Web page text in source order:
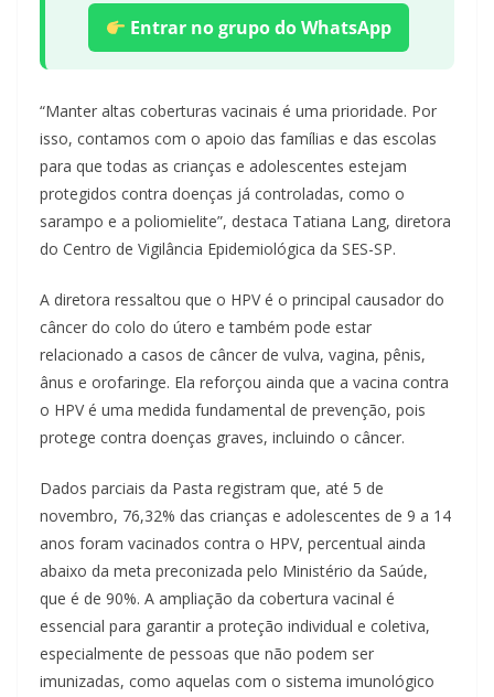
Entrar no grupo do WhatsApp
“Manter altas coberturas vacinais é uma prioridade. Por
isso, contamos com o apoio das famílias e das escolas
para que todas as crianças e adolescentes estejam
protegidos contra doenças já controladas, como o
sarampo e a poliomielite”, destaca Tatiana Lang, diretora
do Centro de Vigilância Epidemiológica da SES-SP.
A diretora ressaltou que o HPV é o principal causador do
câncer do colo do útero e também pode estar
relacionado a casos de câncer de vulva, vagina, pênis,
ânus e orofaringe. Ela reforçou ainda que a vacina contra
o HPV é uma medida fundamental de prevenção, pois
protege contra doenças graves, incluindo o câncer.
Dados parciais da Pasta registram que, até 5 de
novembro, 76,32% das crianças e adolescentes de 9 a 14
anos foram vacinados contra o HPV, percentual ainda
abaixo da meta preconizada pelo Ministério da Saúde,
que é de 90%. A ampliação da cobertura vacinal é
essencial para garantir a proteção individual e coletiva,
especialmente de pessoas que não podem ser
imunizadas, como aquelas com o sistema imunológico